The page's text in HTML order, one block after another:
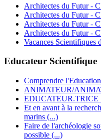
Architectes du Futur -
Architectes du Futur -
Architectes du Futur -
Architectes du Futur -
Vacances Scientifiques
Educateur Scientifique
Comprendre
ANIMATEUR/
EDUCATEUR.TRICE
Et en avant à la
marins (...)
Faire de l'archéologie
possible (...)